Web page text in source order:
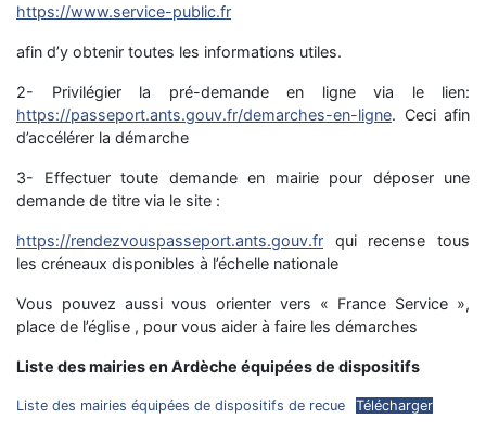
https://www.service-public.fr
afin d’y obtenir toutes les informations utiles.
2- Privilégier la pré-demande en ligne via le lien:
https://passeport.ants.gouv.fr/demarches-en-ligne. Ceci afin
d’accélérer la démarche
3- Effectuer toute demande en mairie pour déposer une
demande de titre via le site :
https://rendezvouspasseport.ants.gouv.fr qui recense tous
les créneaux disponibles à l’échelle nationale
Vous pouvez aussi vous orienter vers « France Service »,
place de l’église , pour vous aider à faire les démarches
Liste des mairies en Ardèche équipées de dispositifs
Liste des mairies équipées de dispositifs de recue Télécharger